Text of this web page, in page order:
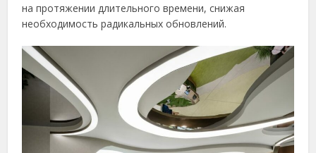
на протяжении длительного времени, снижая
необходимость радикальных обновлений.